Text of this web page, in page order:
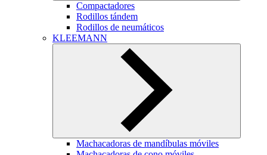
Compactadores
Rodillos tándem
Rodillos de neumáticos
KLEEMANN
Machacadoras de mandíbulas móviles